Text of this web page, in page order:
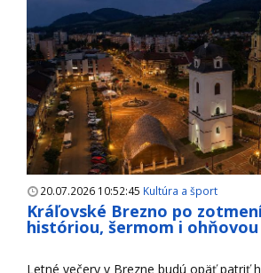
20.07.2026 10:52:45 Kultúra a šport
Kráľovské Brezno po
históriou, šermom i ohňovou
Letné večery v Brezne budú opäť patriť